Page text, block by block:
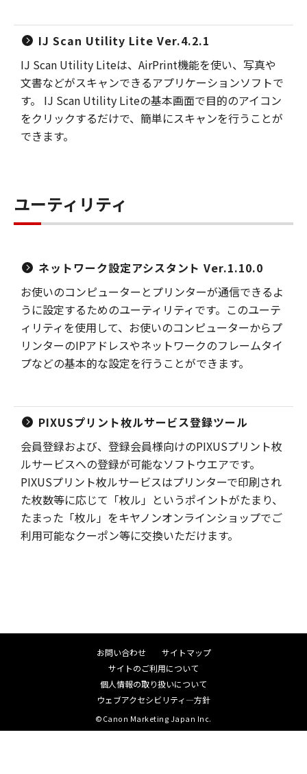
IJ Scan Utility Lite Ver.4.2.1
IJ Scan Utility Liteは、AirPrint機能を使い、写真や
文書などがスキャンできるアプリケーションソフトで
す。 IJ Scan Utility Liteの基本画面で目的のアイコン
をクリックするだけで、簡単にスキャンを行うことが
できます。
ユーティリティ
ネットワーク設定アシスタント Ver.1.10.0
お使いのコンピューターとプリンターが通信できるよ
うに設定するためのユーティリティです。このユーテ
ィリティを使用して、お使いのコンピューターからプ
リンターのIPアドレスやネットワークのフレームタイ
プなどの基本的な設定を行うことができます。
PIXUSプリント枚ルサービス登録ツール
会員登録および、登録会員様向けのPIXUSプリント枚
ルサービスへの登録が可能なソフトウエアです。
PIXUSプリント枚ルサービスはプリンターで印刷され
た枚数等に応じて「枚ル」というポイントがたまり、
たまった「枚ル」をキヤノンオンラインショップでご
利用可能なクーポン等に交換いただけます。
お問い合わせ
サイトマップ
サイトのご利用について
個人情報の取り扱いについて
ウェブアクセシビリティ―方針
©Canon Marketing Japan Inc.